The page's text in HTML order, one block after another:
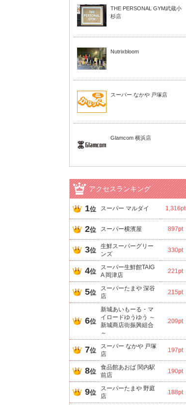
THE PERSONAL GYM武蔵小
杉店
Nutrixbloom
スーパー なかや 戸塚店
Glamcom 横浜店
アクセスランキング
1位 スーパー マルダイ 1,316pt
2位 スーパー横濱屋 897pt
3位
生鮮スーパーグリー
ンズ
330pt
4位
スーパー生鮮館TAIG
A 岡津店
221pt
5位
スーパーたまや 深谷
店
215pt
6位
新城あいもーる・マ
イロードゆうゆう ～
新城商店街振興組合
～
209pt
7位
スーパー なかや 戸塚
店
197pt
8位
食品館あおば 関内駅
前店
190pt
9位
スーパーたまや 野庭
店
188pt